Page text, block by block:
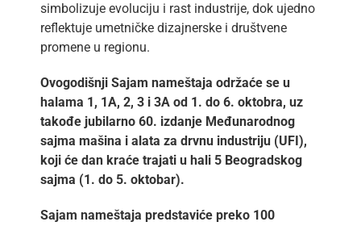
simbolizuje evoluciju i rast industrije, dok ujedno
reflektuje umetničke dizajnerske i društvene
promene u regionu.
Ovogodišnji Sajam nameštaja održaće se u
halama 1, 1A, 2, 3 i 3A od 1. do 6. oktobra, uz
takođe jubilarno 60. izdanje Međunarodnog
sajma mašina i alata za drvnu industriju (UFI),
koji će dan kraće trajati u hali 5 Beogradskog
sajma (1. do 5. oktobar).
Sajam nameštaja predstaviće preko 100